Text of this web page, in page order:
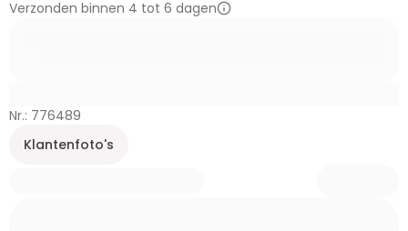
Verzonden binnen 4 tot 6 dagen
Nr.: 776489
Klantenfoto's